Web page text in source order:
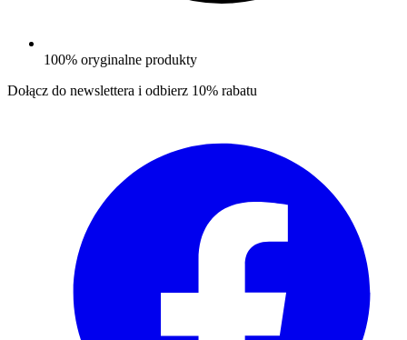
100% oryginalne produkty
Dołącz do newslettera i odbierz 10% rabatu